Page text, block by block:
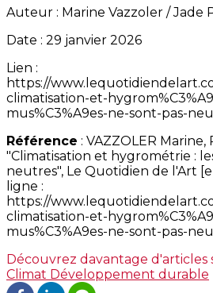
Auteur : Marine Vazzoler / Jade
Date : 29 janvier 2026
Lien :
https://
climatisation-et-
mus%C3%A9es-ne-sont-pas-
Référence : VAZZOLER Marine,
"Climatisation et hygrométrie :
neutres", Le Quotidien de l'Art
ligne :
https://
climatisation-et-
mus%C3%A9es-ne-sont-pas-
Découvrez davantage d'articles
Climat Développement durable